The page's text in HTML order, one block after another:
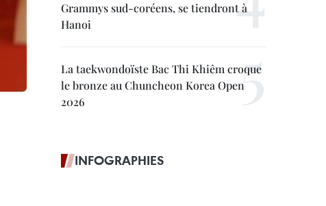
Grammys sud-coréens, se tiendront à
Hanoi
La taekwondoïste Bac Thi Khiêm croque
le bronze au Chuncheon Korea Open
2026
INFOGRAPHIES